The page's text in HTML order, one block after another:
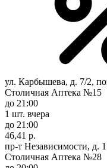
ул. Карбышева, д. 7/2,
Столичная Аптека №15
до 21:00
1 шт. вчера
до 21:00
46,41 р.
пр-т Независимости, д.
Столичная Аптека №28